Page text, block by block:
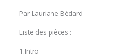
Par Lauriane Bédard
Liste des pièces :
1.Intro